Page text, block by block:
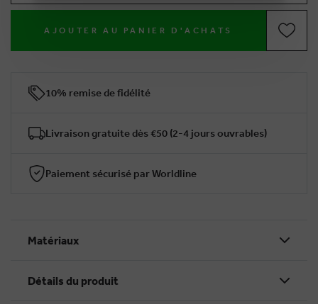
AJOUTER AU PANIER D'ACHATS
10% remise de fidélité
Livraison gratuite dès €50 (2-4 jours ouvrables)
Paiement sécurisé par Worldline
Matériaux
Détails du produit